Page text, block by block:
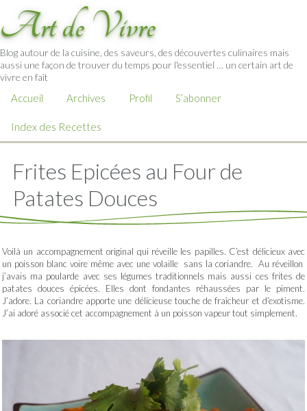
Art de Vivre
Blog autour de la cuisine, des saveurs, des découvertes culinaires mais
aussi une façon de trouver du temps pour l'essentiel … un certain art de
vivre en fait
Accueil Archives Profil S’abonner
Index des Recettes
Frites Epicées au Four de
Patates Douces
Voilà un accompagnement original qui réveille les papilles. C’est délicieux avec
un poisson blanc voire même avec une volaille sans la coriandre. Au réveillon
j’avais ma poularde avec ses légumes traditionnels mais aussi ces frites de
patates douces épicées. Elles dont fondantes réhaussées par le piment.
J’adore. La coriandre apporte une délicieuse touche de fraîcheur et d’exotisme.
J’ai adoré associé cet accompagnement à un poisson vapeur tout simplement.